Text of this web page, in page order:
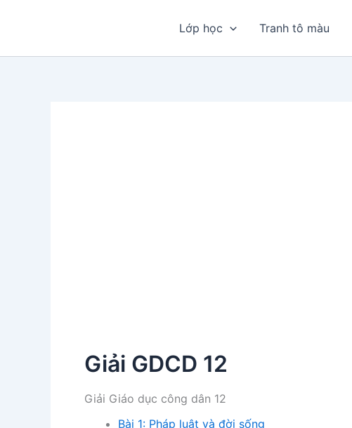
Lớp học Tranh tô màu
Giải GDCD 12
Giải Giáo dục công dân 12
Bài 1: Pháp luật và đời sống